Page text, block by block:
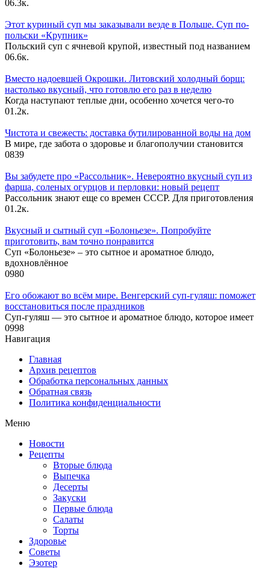
06.3к.
Этот куриный суп мы заказывали везде в Польше. Суп по-
польски «Крупник»
Польский суп с ячневой крупой, известный под названием
06.6к.
Вместо надоевшей Окрошки. Литовский холодный борщ:
настолько вкусный, что готовлю его раз в неделю
Когда наступают теплые дни, особенно хочется чего-то
01.2к.
Чистота и свежесть: доставка бутилированной воды на дом
В мире, где забота о здоровье и благополучии становится
0839
Вы забудете про «Рассольник». Невероятно вкусный суп из
фарша, соленых огурцов и перловки: новый рецепт
Рассольник знают еще со времен СССР. Для приготовления
01.2к.
Вкусный и сытный cуп «Болоньезе». Попробуйте
приготовить, вам точно понравится
Суп «Болоньезе» – это сытное и ароматное блюдо,
вдохновлённое
0980
Его обожают во всём мире. Венгерский суп-гуляш: поможет
восстановиться после праздников
Суп-гуляш — это сытное и ароматное блюдо, которое имеет
0998
Навигация
Главная
Архив рецептов
Обработка персональных данных
Обратная связь
Политика конфиденциальности
Меню
Новости
Рецепты
Вторые блюда
Выпечка
Десерты
Закуски
Первые блюда
Салаты
Торты
Здоровье
Советы
Эзотер